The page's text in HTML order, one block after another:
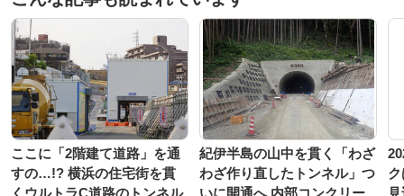
ここに「2階建て道路」を通
すの…!? 横浜の住宅街を貫
紀伊半島の山中を貫く「わざ
わざ作り直したトンネル」つ